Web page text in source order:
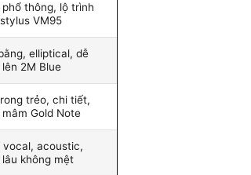
phổ thông, lộ trình
VM95
elliptical, dễ
lên 2M Blue
trẻo, chi tiết,
Gold Note
vocal, acoustic,
lâu không mệt